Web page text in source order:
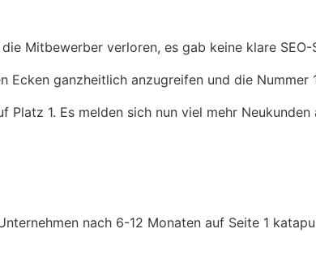
Mitbewerber verloren, es gab keine klare SEO-
Ecken ganzheitlich anzugreifen und die Nummer
1. Es melden sich nun viel mehr Neukunden
nach 6-12 Monaten auf Seite 1